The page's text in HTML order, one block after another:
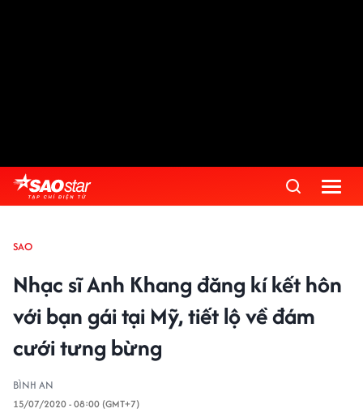
SAO
Nhạc sĩ Anh Khang đăng kí kết hôn
với bạn gái tại Mỹ, tiết lộ về đám
cưới tưng bừng
BÌNH AN
15/07/2020 - 08:00 (GMT+7)